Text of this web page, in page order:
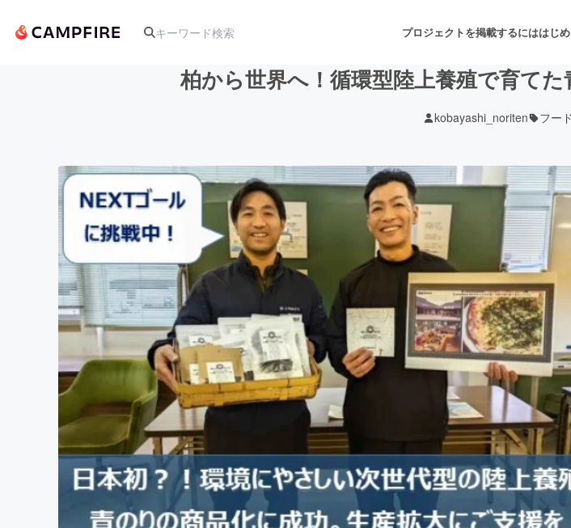
プロジェクトを掲載するにははじ
アート・写真 音楽
テクノロジー・ガジェット ゲーム・サービス開発
映像・映画 書籍・雑誌出版
ビジネス・起業 チャレンジ
まちづくり・地域活性化
CAMPFIRE for Social Good
CAMPFIREふるさと納税
柏から世界へ！循環型陸上養殖で育て
kobayashi_noriten フー